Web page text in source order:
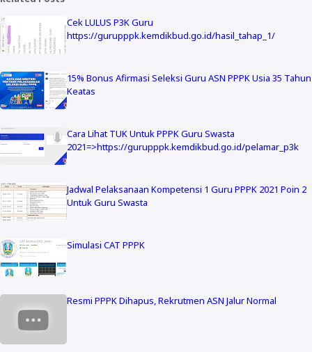
Cek LULUS P3K Guru
https://gurupppk.kemdikbud.go.id/hasil_tahap_1/
15% Bonus Afirmasi Seleksi Guru ASN PPPK Usia 35 Tahun
Keatas
Cara Lihat TUK Untuk PPPK Guru Swasta
2021=>https://gurupppk.kemdikbud.go.id/pelamar_p3k
Jadwal Pelaksanaan Kompetensi 1 Guru PPPK 2021 Poin 2
Untuk Guru Swasta
Simulasi CAT PPPK
Resmi PPPK Dihapus, Rekrutmen ASN Jalur Normal